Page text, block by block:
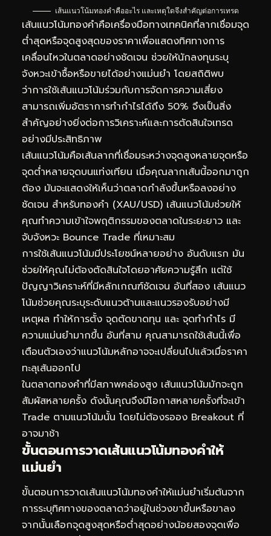
เส้นแนวโน้มทองคำคืออะไร และเหตุใดจึงสำคัญต่อการเทรด
เส้นแนวโน้มทองคำคือเครื่องมือทางเทคนิคที่ลากเชื่อมจุด
ต่ำสุดหรือจุดสูงสุดของราคาเพื่อแสดงทิศทางการ
เคลื่อนไหวในตลาดอย่างชัดเจน ช่วยให้นักลงทุนระบุ
จังหวะเข้าซื้อหรือขายได้อย่างแม่นยำ โดยสถิติพบ
ว่าการใช้เส้นแนวโน้มร่วมกับการจัดการความเสี่ยง
สามารถเพิ่มอัตราการทำกำไรได้ถึง 50% จึงเป็นสิ่ง
สำคัญอย่างยิ่งต่อการวิเคราะห์และการตัดสินใจเทรด
อย่างมีประสิทธิภาพ
เส้นแนวโน้มคือเส้นลากที่เชื่อมระหว่างจุดสูงหลายจุดหรือ
จุดต่ำหลายจุดบนแท่งเทียน เมื่อคุณลากเส้นนี้ออกมาถูก
ต้อง มันจะแสดงให้เห็นว่าตลาดกำลังขึ้นหรือลงอย่าง
ชัดเจน สำหรับทองคำ (XAU/USD) เส้นแนวโน้มช่วยให้
คุณทำความเข้าใจพฤติกรรมของตลาดในระยะยาว และ
จับจังหวะ Bounce Trade ที่เหมาะสม
การใช้เส้นแนวโน้มมีประโยชน์หลายอย่าง อันดับแรก มัน
ช่วยให้คุณไม่ต้องตัดสินใจโดยอาศัยความรู้สึก แต่ใช้
ปัญญาวิเคราะห์ที่มีหลักเกณฑ์ชัดเจน อันที่สอง เส้นแนว
โน้มช่วยคุณระบุระดับแนวต้านและแนวรองรับอย่างมี
เหตุผล ทำให้การตั้ง จุดตัดขาดทุน และ จุดทำกำไร มี
ความแม่นยำมากขึ้น อันที่สาม คุณสามารถใช้เส้นนี้เพื่อ
เตือนตัวเองว่าแนวโน้มหลักอาจจะเปลี่ยนไปแล้วเมื่อราคา
ทะลุเส้นออกไป
ในตลาดทองคำที่มีสภาพคล่องสูง เส้นแนวโน้มมักจะถูก
สัมผัสหลายครั้ง ดังนั้นคุณจึงมีโอกาสหลายครั้งที่จะเข้า
Trade ตามแนวโน้มนั้น โดยไม่ต้องรออง Breakout ที่
อาจมาช้า
ขั้นตอนการวาดเส้นแนวโน้มทองคำให้
แม่นยำ
ขั้นตอนการวาดเส้นแนวโน้มทองคำให้แม่นยำเริ่มต้นจาก
การระบุทิศทางของตลาดว่าอยู่ในช่วงขาขึ้นหรือขาลง
จากนั้นเลือกจุดสูงสุดหรือต่ำสุดอย่างน้อยสองจุดเพื่อ